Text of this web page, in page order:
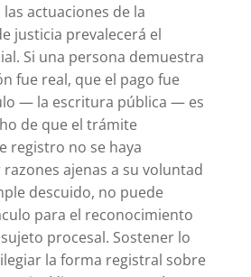
actuaciones de la
justicia prevalecerá el
Si una persona demuestra
fue real, que el pago fue
— la escritura pública — es
de que el trámite
registro no se haya
ajenas a su voluntad
descuido, no puede
para el reconocimiento
procesal. Sostener lo
la forma registral sobre